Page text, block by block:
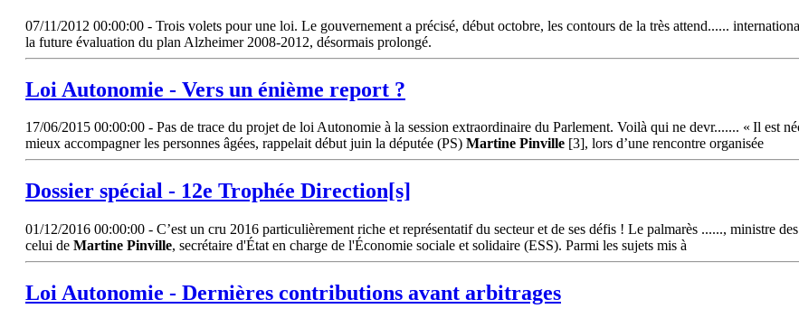
07/11/2012 00:00:00 - Trois volets pour une loi. Le gouvernement a précisé, début octobre, les contours de la très attend......
la future évaluation du plan Alzheimer 2008-2012, désormais prolongé.
Loi Autonomie - Vers un énième report ?
17/06/2015 00:00:00 - Pas de trace du projet de loi Autonomie à la session extraordinaire du Parlement. Voilà qui ne devr....... « Il est
mieux accompagner les personnes âgées, rappelait début juin la députée (PS) Martine Pinville [3], lors d’une rencontre organisée
Dossier spécial - 12e Trophée Direction[s]
01/12/2016 00:00:00 - C’est un cru 2016 particulièrement riche et représentatif du secteur et de ses défis ! Le palmarès ......, ministre
celui de Martine Pinville, secrétaire d'État en charge de l'Économie sociale et solidaire (ESS). Parmi les sujets mis à
Loi Autonomie - Dernières contributions avant arbitrages